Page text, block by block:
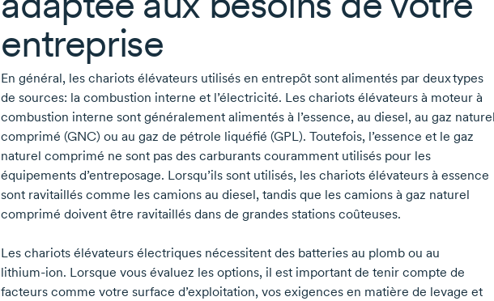
entreprise
En général, les chariots élévateurs utilisés en entrepôt sont alimentés par deux types
de sources: la combustion interne et l’électricité. Les chariots élévateurs à moteur à
combustion interne sont généralement alimentés à l’essence, au diesel, au gaz naturel
comprimé (GNC) ou au gaz de pétrole liquéfié (GPL). Toutefois, l’essence et le gaz
naturel comprimé ne sont pas des carburants couramment utilisés pour les
équipements d’entreposage. Lorsqu’ils sont utilisés, les chariots élévateurs à essence
sont ravitaillés comme les camions au diesel, tandis que les camions à gaz naturel
comprimé doivent être ravitaillés dans de grandes stations coûteuses.
Les chariots élévateurs électriques nécessitent des batteries au plomb ou au
lithium-ion. Lorsque vous évaluez les options, il est important de tenir compte de
facteurs comme votre surface d’exploitation, vos exigences en matière de levage et